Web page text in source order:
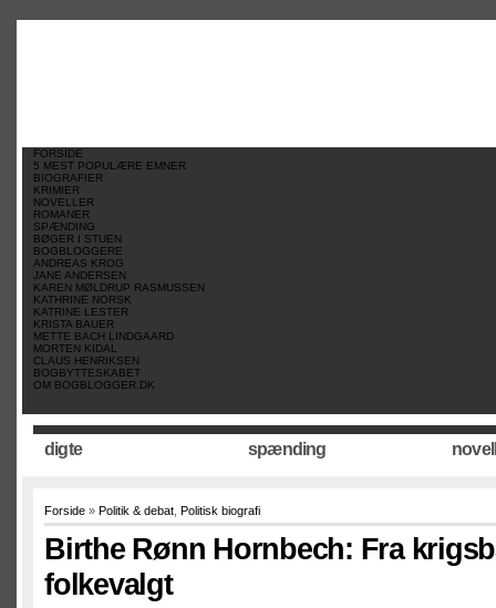
FORSIDE
5 MEST POPULÆRE EMNER
BIOGRAFIER
KRIMIER
NOVELLER
ROMANER
SPÆNDING
BØGER I STUEN
BOGBLOGGERE
ANDREAS KROG
JANE ANDERSEN
KAREN MØLDRUP RASMUSSEN
KATHRINE NORSK
KATRINE LESTER
KRISTA BAUER
METTE BACH LINDGAARD
MORTEN KIDAL
CLAUS HENRIKSEN
BOGBYTTESKABET
OM BOGBLOGGER.DK
digte spænding
Forside » Politik & debat Politisk biografi
Birthe Rønn Hornbech: Fra
folkevalgt